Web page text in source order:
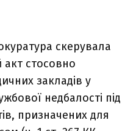
скерувала
стосовно
закладів у
недбалості під
призначених для